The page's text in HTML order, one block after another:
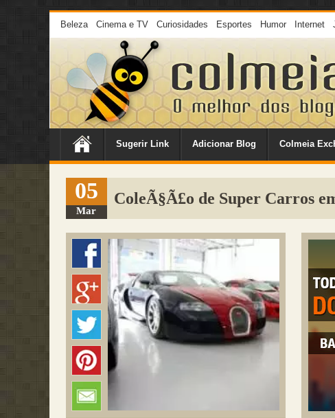
Beleza Cinema e TV Curiosidades Esportes Humor Internet
Sugerir Link Adicionar Blog Colmeia
05
Mar
ColeÃ§Ã£o de Super Carros